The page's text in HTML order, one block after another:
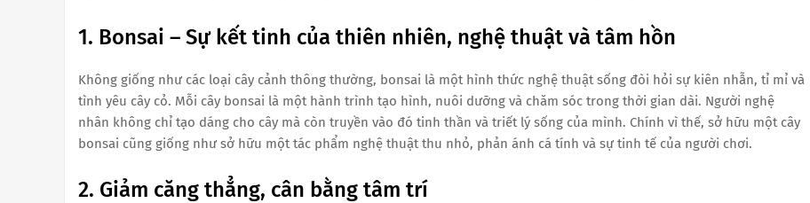
1. Bonsai – Sự kết tinh của thiên nhiên, nghệ thuật và tâm hồn
Không giống như các loại cây cảnh thông thường, bonsai là một hình thức nghệ thuật sống đòi hỏi sự kiên nhẫn, tỉ mỉ và
tình yêu cây cỏ. Mỗi cây bonsai là một hành trình tạo hình, nuôi dưỡng và chăm sóc trong thời gian dài. Người nghệ
nhân không chỉ tạo dáng cho cây mà còn truyền vào đó tinh thần và triết lý sống của mình. Chính vì thế, sở hữu một cây
bonsai cũng giống như sở hữu một tác phẩm nghệ thuật thu nhỏ, phản ánh cá tính và sự tinh tế của người chơi.
2. Giảm căng thẳng, cân bằng tâm trí